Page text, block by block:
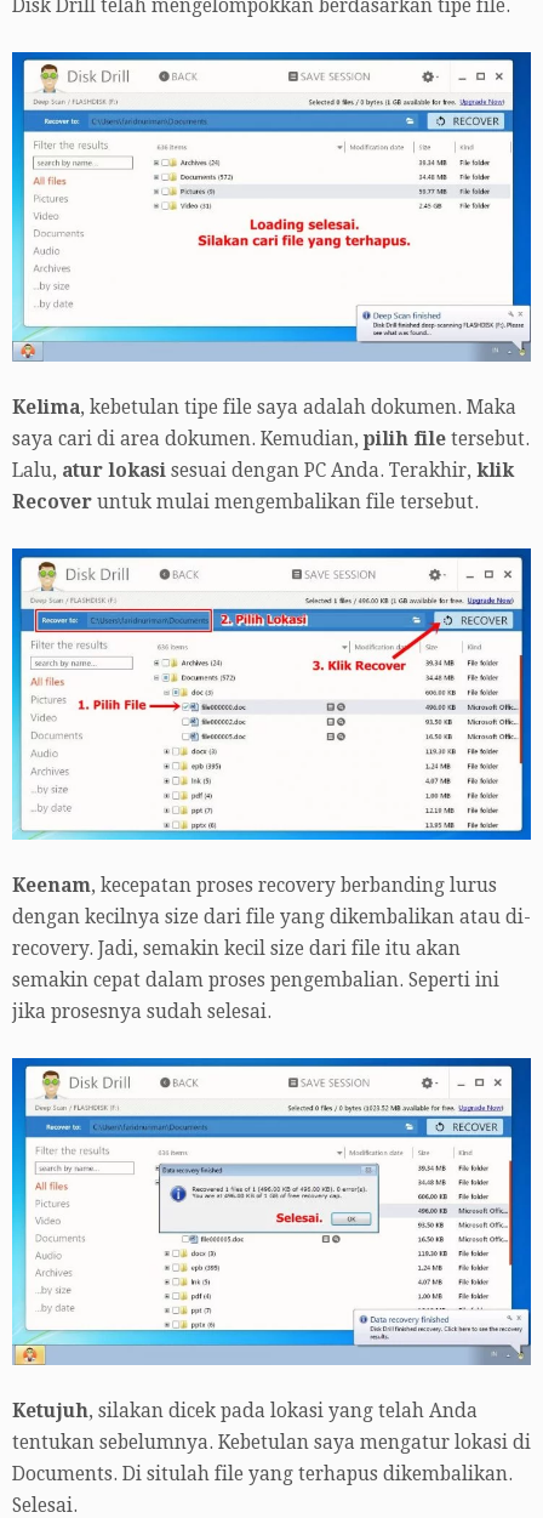
Disk Drill telah mengelompokkan berdasarkan tipe file.
Kelima, kebetulan tipe file saya adalah dokumen. Maka
saya cari di area dokumen. Kemudian,pilih file tersebut.
Lalu, atur lokasi sesuai dengan PC Anda. Terakhir, klik
Recover untuk mulai mengembalikan file tersebut.
Keenam, kecepatan proses recovery berbanding lurus
dengan kecilnya size dari file yang dikembalikan atau di-
recovery. Jadi, semakin kecil size dari file itu akan
semakin cepat dalam proses pengembalian. Seperti ini
jika prosesnya sudah selesai.
Ketujuh, silakan dicek pada lokasi yang telah Anda
tentukan sebelumnya. Kebetulan saya mengatur lokasi di
Documents. Di situlah file yang terhapus dikembalikan.
Selesai.